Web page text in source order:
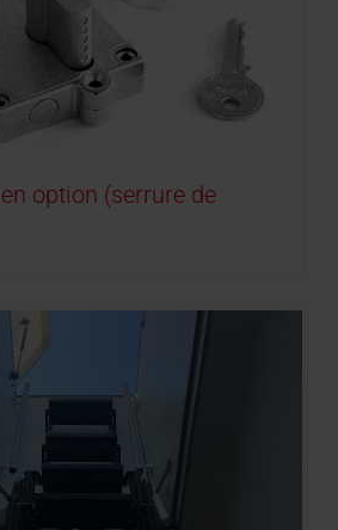
option (serrure de